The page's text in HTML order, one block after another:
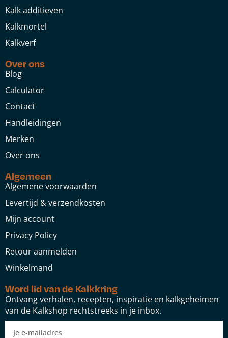
Kalk additieven
Kalkmortel
Kalkverf
Over ons
Blog
Calculator
Contact
Handleidingen
Merken
Over ons
Algemeen
Algemene voorwaarden
Levertijd & verzendkosten
Mijn account
Privacy Policy
Retour aanmelden
Winkelmand
Word lid van de Kalkkring
Ontvang verhalen, recepten, inspiratie en kalkgeheimen
van de Kalkshop rechtstreeks in je inbox.